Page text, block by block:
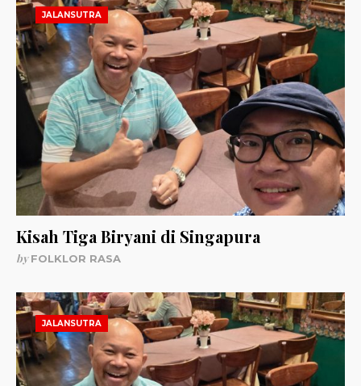
JALANSUTRA
Kisah Tiga Biryani di Singapura
byFOLKLOR RASA
JALANSUTRA